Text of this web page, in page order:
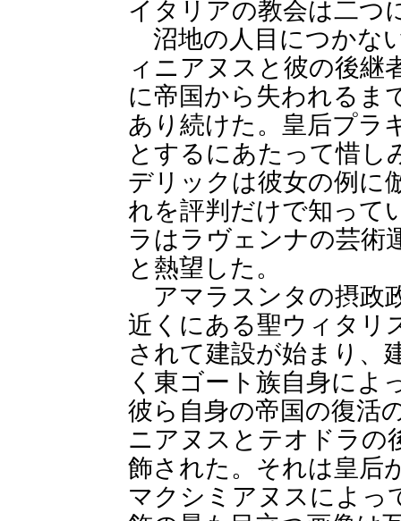
イタリアの教会は二つ
沼地の人目につかな
ィニアヌスと彼の後継
に帝国から失われるま
あり続けた。皇后プラ
とするにあたって惜し
デリックは彼女の例に
れを評判だけで知って
ラはラヴェンナの芸術
と熱望した。
アマラスンタの摂政
近くにある聖ウィタリ
されて建設が始まり、
く東ゴート族自身によ
彼ら自身の帝国の復活
ニアヌスとテオドラの
飾された。それは皇后
マクシミアヌスによっ